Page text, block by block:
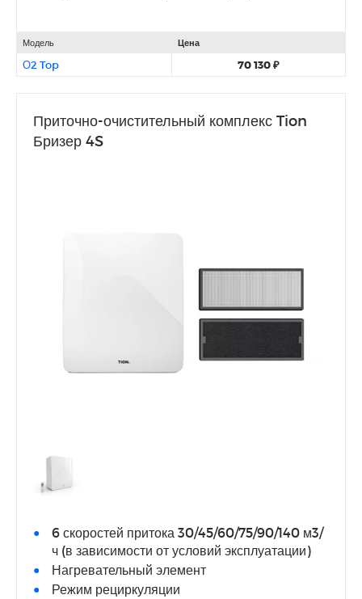
Модель Цена
О2 Top 70 130 ₽
Приточно-очистительный комплекс Tion
Бризер 4S
6 скоростей притока 30/45/60/75/90/140 м3/
ч (в зависимости от условий эксплуатации)
Нагревательный элемент
Режим рециркуляции